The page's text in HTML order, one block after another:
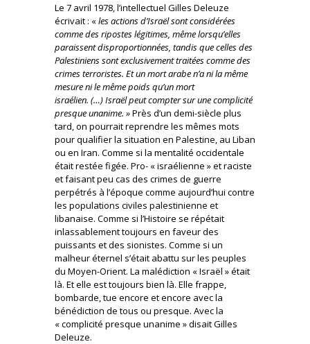
Le 7 avril 1978, l’intellectuel Gilles Deleuze
écrivait : «les actions d’Israël sont considérées
comme des ripostes légitimes, même lorsqu’elles
paraissent disproportionnées, tandis que celles des
Palestiniens sont exclusivement traitées comme des
crimes terroristes. Et un mort arabe n’a ni la même
mesure ni le même poids qu’un mort
israélien. (…) Israël peut compter sur une complicité
presque unanime. »Près d’un demi-siècle plus
tard, on pourrait reprendre les mêmes mots
pour qualifier la situation en Palestine, au Liban
ou en Iran. Comme si la mentalité occidentale
était restée figée. Pro- « israélienne » et raciste
et faisant peu cas des crimes de guerre
perpétrés à l’époque comme aujourd’hui contre
les populations civiles palestinienne et
libanaise. Comme si l’Histoire se répétait
inlassablement toujours en faveur des
puissants et des sionistes. Comme si un
malheur éternel s’était abattu sur les peuples
du Moyen-Orient. La malédiction « Israël » était
là. Et elle est toujours bien là. Elle frappe,
bombarde, tue encore et encore avec la
bénédiction de tous ou presque. Avec la
« complicité presque unanime » disait Gilles
Deleuze.